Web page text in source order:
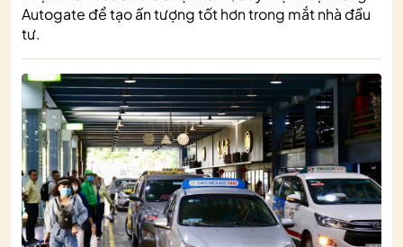
Autogate để tạo ấn tượng tốt hơn trong mắt nhà đầu
tư.